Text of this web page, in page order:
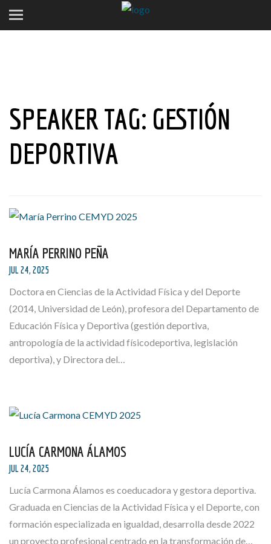
SPEAKER TAG: GESTIÓN
DEPORTIVA
MARÍA PERRINO PEÑA
JUL 24, 2025
Doctora en Ciencias de la Actividad Física y del Deporte
(2014, Universidad de León), profesora del Departamento de
Educación Física y Deportiva (gestión deportiva,
antropología de la actividad físicodeportiva, legislación
deportiva), y Directora del…
LUCÍA CARMONA ÁLAMOS
JUL 24, 2025
Lucía Carmona Álamos es coeducadora y gestora deportiva.
Graduada en Ciencias de la Actividad Física y el Deporte, con
formación especializada en igualdad, desarrolla desde 2022
un proyecto profesional centrado en la transformación de…